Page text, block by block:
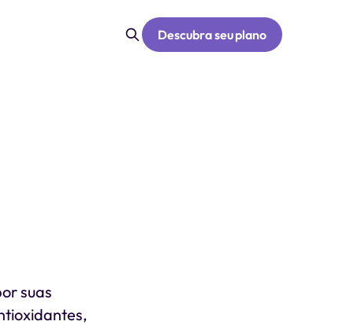
Descubra seu plano
suas